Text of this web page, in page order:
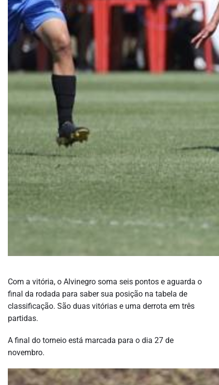
Com a vitória, o Alvinegro soma seis pontos e aguarda o
final da rodada para saber sua posição na tabela de
classificação. São duas vitórias e uma derrota em três
partidas.
A final do torneio está marcada para o dia 27 de
novembro.